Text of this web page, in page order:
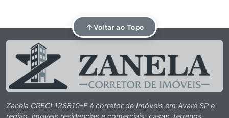
Voltar ao Topo
Zanela CRECI 128810-F é corretor de Imóveis em Avaré SP e